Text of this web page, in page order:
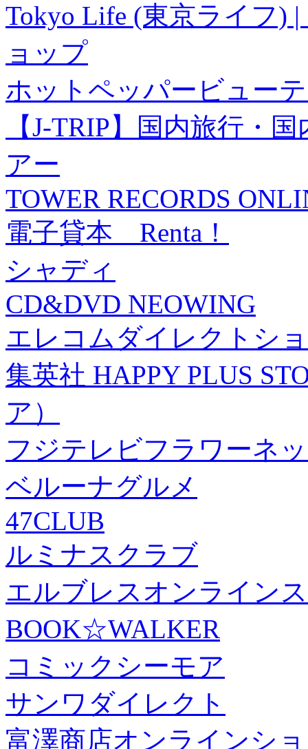
Tokyo Life (東京ライフ)
ョップ
ホットペッパービュー
【J-TRIP】国内旅行・
アー
TOWER RECORDS
電子貸本 Renta！
シャディ
CD&DVD NEOWING
エレコムダイレクトシ
集英社 HAPPY PLUS
ア）
フジテレビフラワーネ
ベルーナグルメ
47CLUB
ルミナスクラブ
エルブレスオンライン
BOOK☆WALKER
コミックシーモア
サンワダイレクト
富澤商店オンラインシ